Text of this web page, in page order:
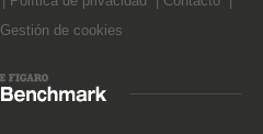
Gestión de cookies